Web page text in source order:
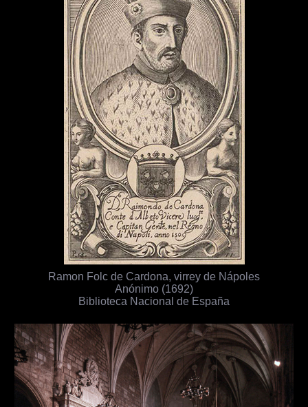
Ramon Folc de Cardona, virrey de Nápoles
Anónimo (1692)
Biblioteca Nacional de España